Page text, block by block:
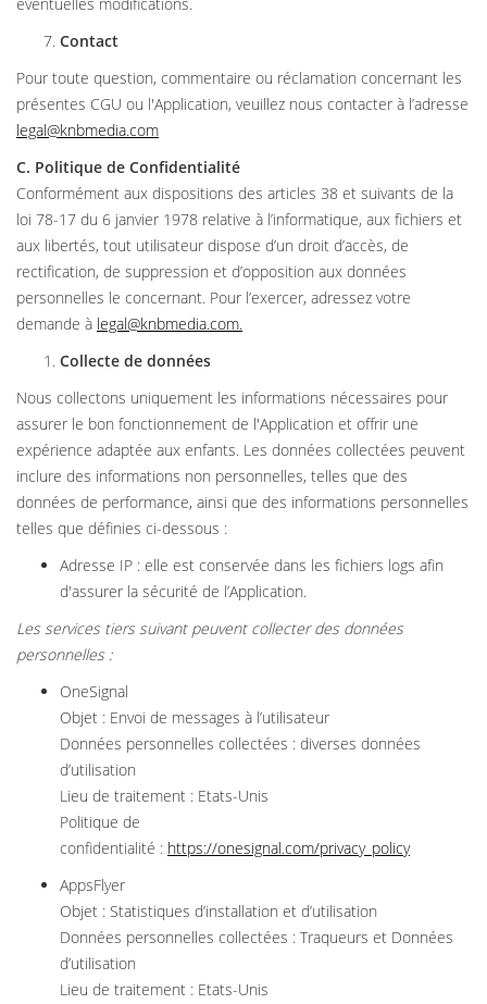
Contact
Pour toute question, commentaire ou réclamation concernant les
présentes CGU ou l'Application, veuillez nous contacter à l’adresse
legal@knbmedia.com
C. Politique de Confidentialité
Conformément aux dispositions des articles 38 et suivants de la
loi 78-17 du 6 janvier 1978 relative à l’informatique, aux fichiers et
aux libertés, tout utilisateur dispose d’un droit d’accès, de
rectification, de suppression et d’opposition aux données
personnelles le concernant. Pour l’exercer, adressez votre
demande à legal@knbmedia.com.
Collecte de données
Nous collectons uniquement les informations nécessaires pour
assurer le bon fonctionnement de l'Application et offrir une
expérience adaptée aux enfants. Les données collectées peuvent
inclure des informations non personnelles, telles que des
données de performance, ainsi que des informations personnelles
telles que définies ci-dessous :
Adresse IP : elle est conservée dans les fichiers logs afin
d'assurer la sécurité de l’Application.
Les services tiers suivant peuvent collecter des données
personnelles :
OneSignal
Objet : Envoi de messages à l’utilisateur
Données personnelles collectées : diverses données
d’utilisation
Lieu de traitement : Etats-Unis
Politique de
confidentialité : https://onesignal.com/privacy_policy
AppsFlyer
Objet : Statistiques d’installation et d’utilisation
Données personnelles collectées : Traqueurs et Données
d’utilisation
Lieu de traitement : Etats-Unis